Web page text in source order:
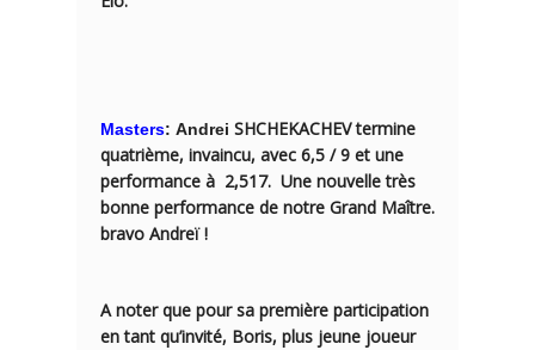
Masters: Andrei SHCHEKACHEV termine
quatrième, invaincu, avec 6,5 / 9 et une
performance à 2,517. Une nouvelle très
bonne performance de notre Grand Maître.
bravo Andreï !
A noter que pour sa première participation
en tant qu’invité, Boris, plus jeune joueur